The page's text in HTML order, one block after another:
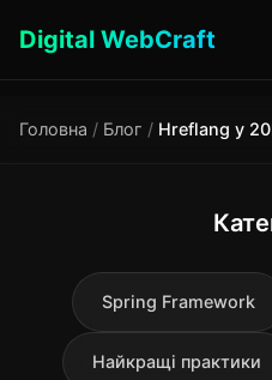
Digital WebCraft
Головна / Блог /
Spring Framework
Найкращі практики